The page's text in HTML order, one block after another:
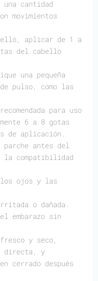
cantidad
movimientos
aplicar de 1 a
del cabello
una pequeña
pulso, como las
para uso
6 a 8 gotas
de aplicación.
parche antes del
la compatibilidad
ojos y las
o dañada.
embarazo sin
y seco,
directa, y
cerrado después